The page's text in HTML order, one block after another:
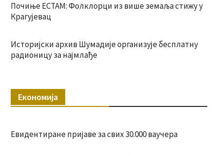
Почиње ЕСТАМ: Фолклорци из више земаља стижу у
Крагујевац
Историјски архив Шумадије организује бесплатну
радионицу за најмлађе
Економија
Евидентиране пријаве за свих 30.000 ваучера